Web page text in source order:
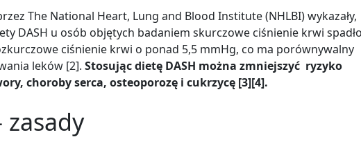
The National Heart, Lung and Blood Institute (NHLBI) wykazały,
DASH u osób objętych badaniem skurczowe ciśnienie krwi spadło
ciśnienie krwi o ponad 5,5 mmHg, co ma porównywalny
leków [2]. Stosując dietę DASH można zmniejszyć ryzyko
choroby serca, osteoporozę i cukrzycę [3][4].
zasady